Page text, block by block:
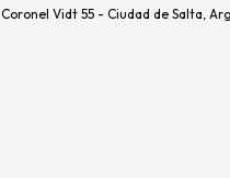
Coronel Vidt 55 - Ciudad de Salta,